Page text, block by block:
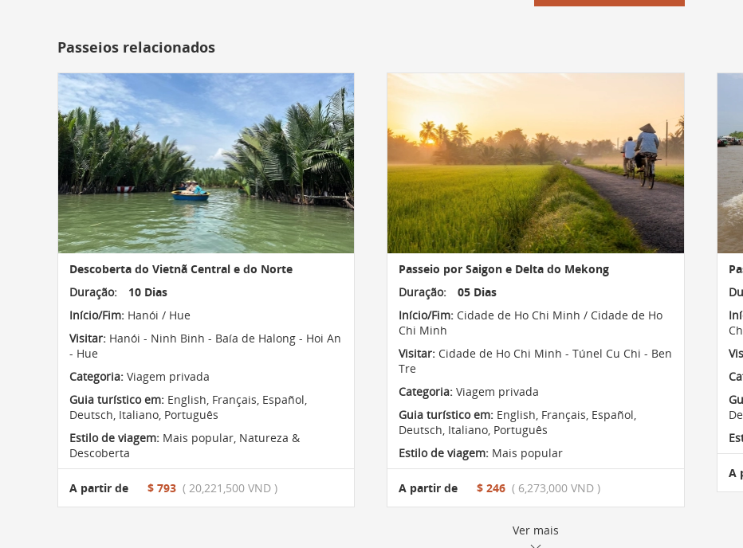
Passeios relacionados
Descoberta do Vietnã Central e do Norte
Duração:
10 Dias
Início/Fim: Hanói / Hue
Visitar: Hanói - Ninh Binh - Baía de Halong - Hoi An
- Hue
Categoria: Viagem privada
Guia turístico em: English, Français, Español,
Deutsch, Italiano, Português
Estilo de viagem: Mais popular, Natureza &
Descoberta
A partir de $ 793 ( 20,221,500 VND )
Passeio por Saigon e Delta do Mekong
Duração:
05 Dias
Início/Fim: Cidade de Ho Chi Minh / Cidade de Ho
Chi Minh
Visitar: Cidade de Ho Chi Minh - Túnel Cu Chi - Ben
Tre
Categoria: Viagem privada
Guia turístico em: English, Français, Español,
Deutsch, Italiano, Português
Estilo de viagem: Mais popular
A partir de $ 246 ( 6,273,000 VND )
A
Ver mais